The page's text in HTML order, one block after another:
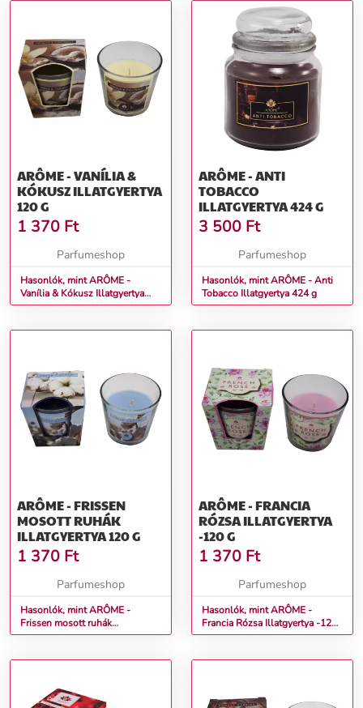
ARÔME - VANÍLIA &
KÓKUSZ ILLATGYERTYA
120 G
1 370 Ft
Parfumeshop
Hasonlók, mint ARÔME -
Vanília & Kókusz Illatgyertya
120 g
ARÔME - ANTI
TOBACCO
ILLATGYERTYA 424 G
3 500 Ft
Parfumeshop
Hasonlók, mint ARÔME - Anti
Tobacco Illatgyertya 424 g
ARÔME - FRISSEN
MOSOTT RUHÁK
ILLATGYERTYA 120 G
1 370 Ft
Parfumeshop
Hasonlók, mint ARÔME -
Frissen mosott ruhák
illatgyertya 120 g
ARÔME - FRANCIA
RÓZSA ILLATGYERTYA
-120 G
1 370 Ft
Parfumeshop
Hasonlók, mint ARÔME -
Francia Rózsa Illatgyertya -120
g